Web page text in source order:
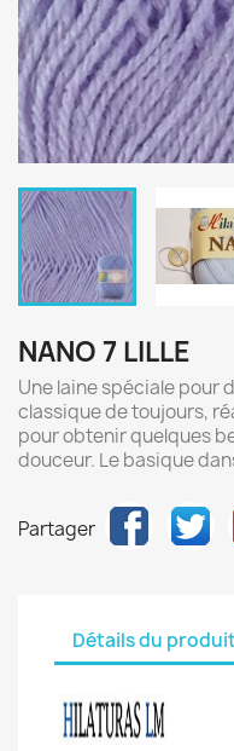
NANO 7 LILLE
Une laine spéciale pour
classique de toujours,
pour obtenir quelques
douceur. Le basique
Partager
Détails du produit